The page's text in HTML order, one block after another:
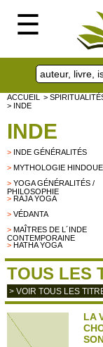
☰
ACCUEIL >
> INDE
INDE
> INDE GÉNÉRALITÉS
> MYTHOLOGIE HINDOUE
> YOGA GÉNÉRALITÉS /
PHILOSOPHIE
> RAJA YOGA
> VÉDANTA
> MAÎTRES DE L´INDE
CONTEMPORAINE
> HATHA YOGA
TOUS LES
> VOIR TOUS LES
LA